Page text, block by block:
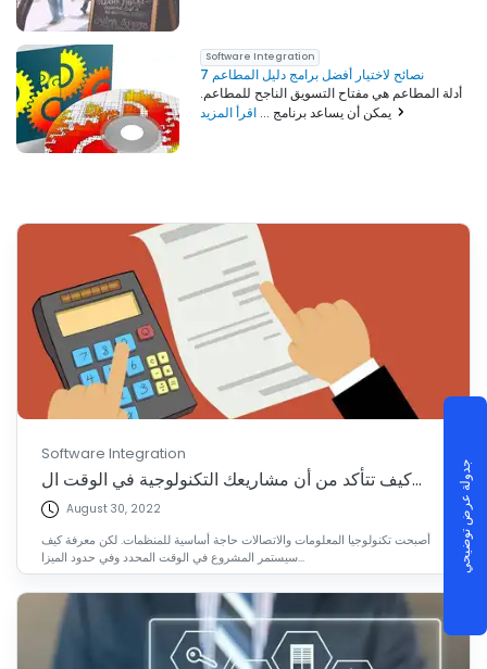
Software Integration
7 نصائح لاختيار أفضل برامج دليل المطاعم
أدلة المطاعم هي مفتاح التسويق الناجح للمطاعم.
يمكن أن يساعد برنامج ...
Software Integration
كيف تتأكد من أن مشاريعك التكنولوجية في الوقت ال...
August 30, 2022
أصبحت تكنولوجيا المعلومات والاتصالات حاجة أساسية للمنظمات. لكن معرفة كيف
سيستمر المشروع في الوقت المحدد وفي حدود الميزا...
جدولة عرض توضيحي